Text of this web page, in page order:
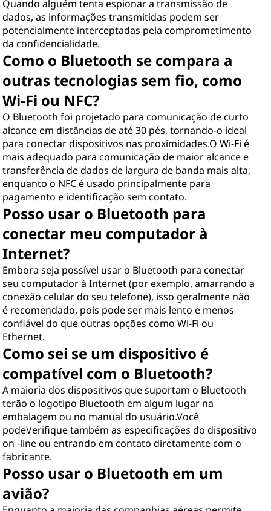
Quando alguém tenta espionar a transmissão de
dados, as informações transmitidas podem ser
potencialmente interceptadas pela comprometimento
da confidencialidade.
Como o Bluetooth se compara a
outras tecnologias sem fio, como
Wi-Fi ou NFC?
O Bluetooth foi projetado para comunicação de curto
alcance em distâncias de até 30 pés, tornando-o ideal
para conectar dispositivos nas proximidades.O Wi-Fi é
mais adequado para comunicação de maior alcance e
transferência de dados de largura de banda mais alta,
enquanto o NFC é usado principalmente para
pagamento e identificação sem contato.
Posso usar o Bluetooth para
conectar meu computador à
Internet?
Embora seja possível usar o Bluetooth para conectar
seu computador à Internet (por exemplo, amarrando a
conexão celular do seu telefone), isso geralmente não
é recomendado, pois pode ser mais lento e menos
confiável do que outras opções como Wi-Fi ou
Ethernet.
Como sei se um dispositivo é
compatível com o Bluetooth?
A maioria dos dispositivos que suportam o Bluetooth
terão o logotipo Bluetooth em algum lugar na
embalagem ou no manual do usuário.Você
podeVerifique também as especificações do dispositivo
on -line ou entrando em contato diretamente com o
fabricante.
Posso usar o Bluetooth em um
avião?